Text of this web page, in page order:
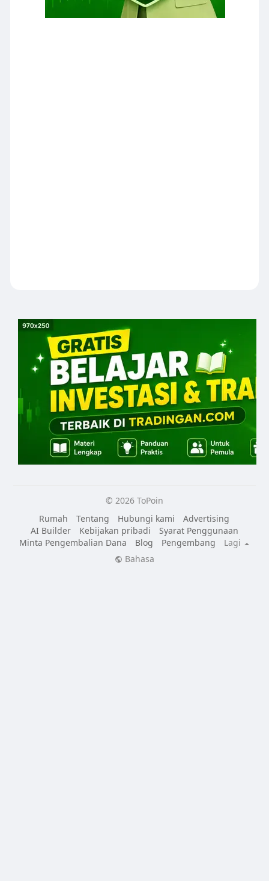
© 2026 ToPoin
Rumah
Tentang Hubungi kami
Advertising
AI Builder
Kebijakan pribadi
Syarat Penggunaan
Minta Pengembalian Dana
Blog Pengembang
Lagi
Bahasa